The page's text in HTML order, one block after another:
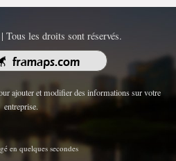
Tous les droits sont réservés.
ajouter et modifier des informations sur votre
entreprise.
en quelques secondes